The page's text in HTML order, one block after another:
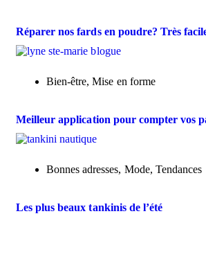
Réparer nos fards en poudre? Très
Bien-être,Mise en forme
Meilleur application pour compter vos
Bonnes adresses, Mode, Tendances
Les plus beaux tankinis de l’été